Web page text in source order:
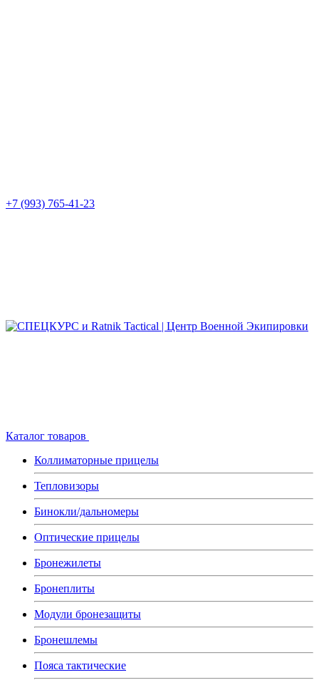
+7 (993) 765-41-23
Каталог товаров
Коллиматорные прицелы
Тепловизоры
Бинокли/дальномеры
Оптические прицелы
Бронежилеты
Бронеплиты
Модули бронезащиты
Бронешлемы
Пояса тактические